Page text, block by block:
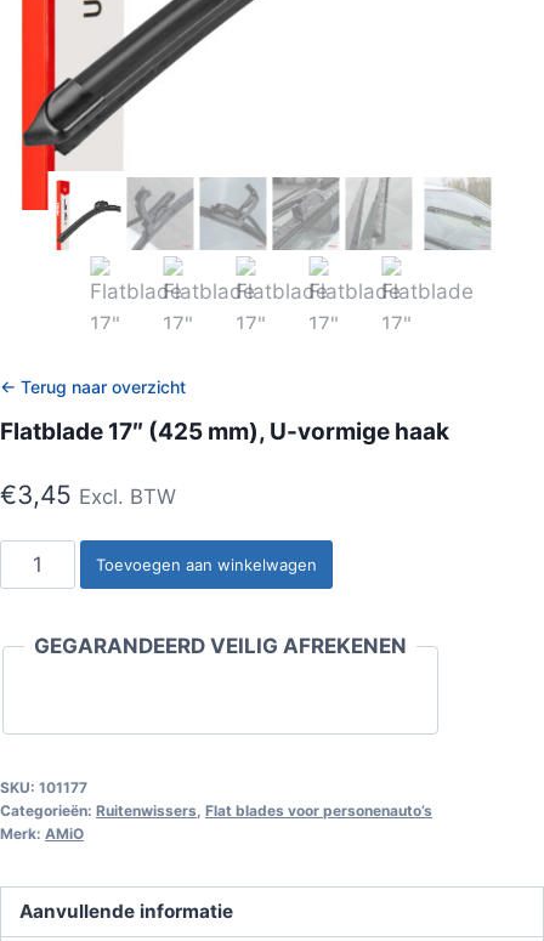
← Terug naar overzicht
Flatblade 17″ (425 mm), U-vormige haak
€3,45 Excl. BTW
Flatblade
17"
mm),
aantal
Toevoegen aan winkelwagen
GEGARANDEERD VEILIG AFREKENEN
SKU: 101177
Categorieën: Ruitenwissers, Flat blades voor personenauto’s
Merk: AMiO
Aanvullende informatie